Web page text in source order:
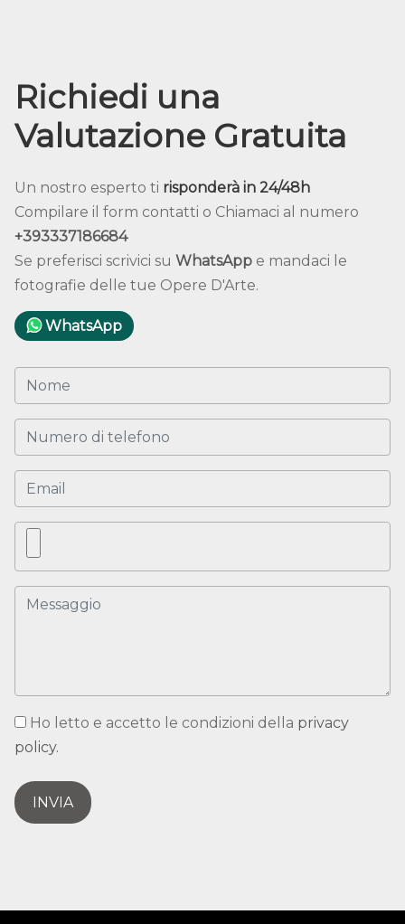
Richiedi una
Valutazione Gratuita
Un nostro esperto ti risponderà in 24/48h
Compilare il form contatti o Chiamaci al numero
+393337186684
Se preferisci scrivici su WhatsApp e mandaci le
fotografie delle tue Opere D'Arte.
WhatsApp
Ho letto e accetto le condizioni della privacy
policy.
INVIA